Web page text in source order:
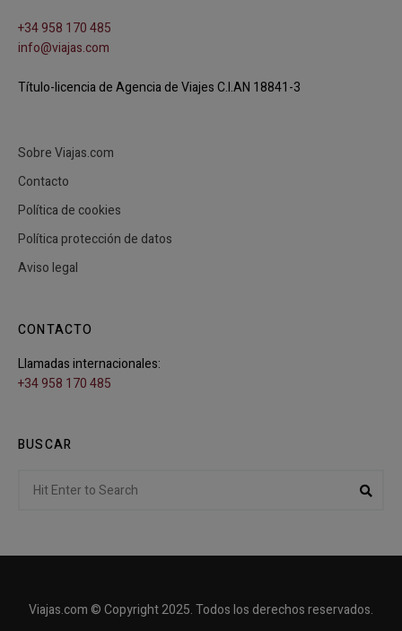
+34 958 170 485
info@viajas.com
Título-licencia de Agencia de Viajes C.I.AN 18841-3
Sobre Viajas.com
Contacto
Política de cookies
Política protección de datos
Aviso legal
CONTACTO
Llamadas internacionales:
+34 958 170 485
BUSCAR
for:
Viajas.com © Copyright 2025. Todos los derechos reservados.